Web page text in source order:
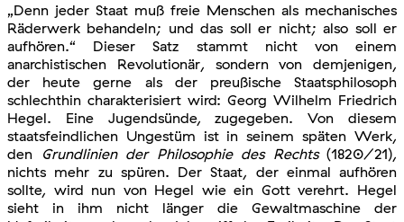
„Denn jeder Staat muß freie Menschen als mechanisches
Räderwerk behandeln; und das soll er nicht; also soll er
aufhören.“ Dieser Satz stammt nicht von einem
anarchistischen Revolutionär, sondern von demjenigen,
der heute gerne als der preußische Staatsphilosoph
schlechthin charakterisiert wird: Georg Wilhelm Friedrich
Hegel. Eine Jugendsünde, zugegeben. Von diesem
staatsfeindlichen Ungestüm ist in seinem späten Werk,
den Grundlinien der Philosophie des Rechts(1820/21),
nichts mehr zu spüren. Der Staat, der einmal aufhören
sollte, wird nun von Hegel wie ein Gott verehrt. Hegel
sieht in ihm nicht länger die Gewaltmaschine der